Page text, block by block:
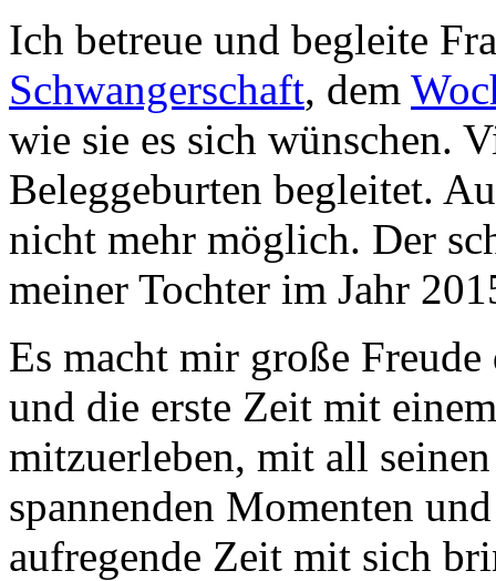
Ich betreue und begleite
Schwangerschaft, dem
wie sie es sich wünschen.
Beleggeburten begleitet.
nicht mehr möglich. Der
meiner Tochter im Jahr
Es macht mir große
und die erste Zeit mit
mitzuerleben, mit all
spannenden Momenten
aufregende Zeit mit sich